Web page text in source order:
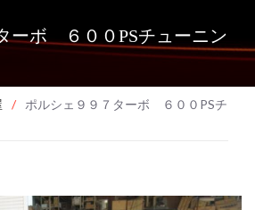
ーボ ６００PSチューニン
/
ポルシェ９９７ターボ ６００PSチ